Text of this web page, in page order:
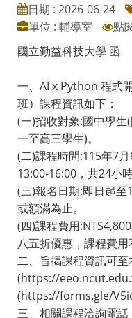
日期 : 2026-06-24
單位 : 輔導室
點
國立勤益科技大學 函
一、AI x Python 程式
班）課程資訊如下：
(一)招收對象:國中學
一至高三學生)。
(二)課程時間:115年7
13:00-16:00，共24小時
(三)報名日期:即日起
或額滿為止。
(四)課程費用
八五折優惠，課程費用
二、旨揭課程資訊可
(https://
(https://forms.gle/
三、相關課程洽詢電